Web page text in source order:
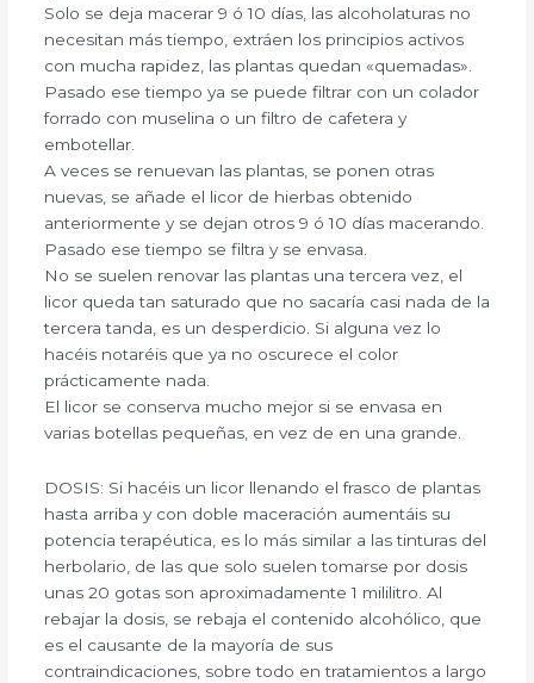
Solo se deja macerar 9 ó 10 días, las alcoholaturas no
necesitan más tiempo, extráen los principios activos
con mucha rapidez, las plantas quedan «quemadas».
Pasado ese tiempo ya se puede filtrar con un colador
forrado con muselina o un filtro de cafetera y
embotellar.
A veces se renuevan las plantas, se ponen otras
nuevas, se añade el licor de hierbas obtenido
anteriormente y se dejan otros 9 ó 10 días macerando.
Pasado ese tiempo se filtra y se envasa.
No se suelen renovar las plantas una tercera vez, el
licor queda tan saturado que no sacaría casi nada de la
tercera tanda, es un desperdicio. Si alguna vez lo
hacéis notaréis que ya no oscurece el color
prácticamente nada.
El licor se conserva mucho mejor si se envasa en
varias botellas pequeñas, en vez de en una grande.
DOSIS: Si hacéis un licor llenando el frasco de plantas
hasta arriba y con doble maceración aumentáis su
potencia terapéutica, es lo más similar a las tinturas del
herbolario, de las que solo suelen tomarse por dosis
unas 20 gotas son aproximadamente 1 mililitro. Al
rebajar la dosis, se rebaja el contenido alcohólico, que
es el causante de la mayoría de sus
contraindicaciones, sobre todo en tratamientos a largo